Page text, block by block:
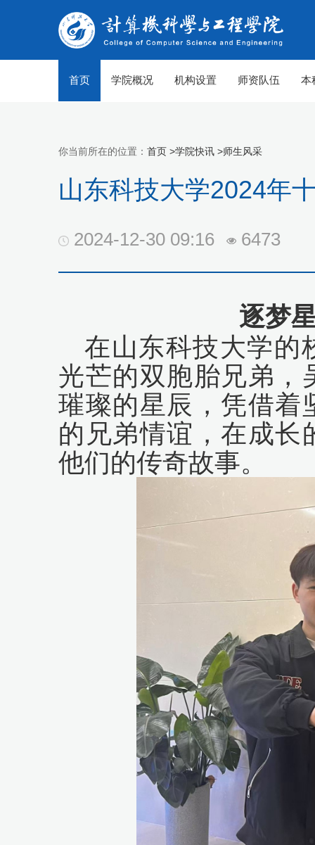
首页 学院概况 机构设置 师资队伍 本
你当前所在的位置： 首页 >学院快讯 >师生风采
山东科技大学2024年
2024-12-30 09:16 6473
逐梦
在山东科技大学的
光芒的双胞胎兄弟，
璀璨的星辰，凭借着
的兄弟情谊，在成长
他们的传奇故事。